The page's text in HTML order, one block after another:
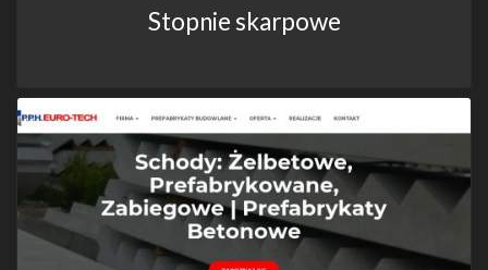
Stopnie skarpowe